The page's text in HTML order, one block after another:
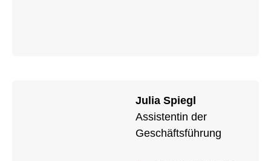
Julia Spiegl
Assistentin der
Geschäftsführung